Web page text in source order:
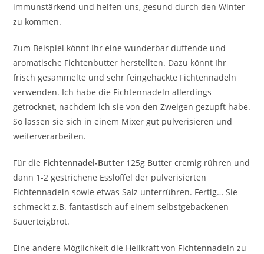
immunstärkend und helfen uns, gesund durch den Winter
zu kommen.
Zum Beispiel könnt Ihr eine wunderbar duftende und
aromatische Fichtenbutter herstellten. Dazu könnt Ihr
frisch gesammelte und sehr feingehackte Fichtennadeln
verwenden. Ich habe die Fichtennadeln allerdings
getrocknet, nachdem ich sie von den Zweigen gezupft habe.
So lassen sie sich in einem Mixer gut pulverisieren und
weiterverarbeiten.
Für die Fichtennadel-Butter 125g Butter cremig rühren und
dann 1-2 gestrichene Esslöffel der pulverisierten
Fichtennadeln sowie etwas Salz unterrühren. Fertig… Sie
schmeckt z.B. fantastisch auf einem selbstgebackenen
Sauerteigbrot.
Eine andere Möglichkeit die Heilkraft von Fichtennadeln zu